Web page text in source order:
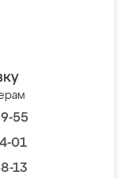
55
01
13